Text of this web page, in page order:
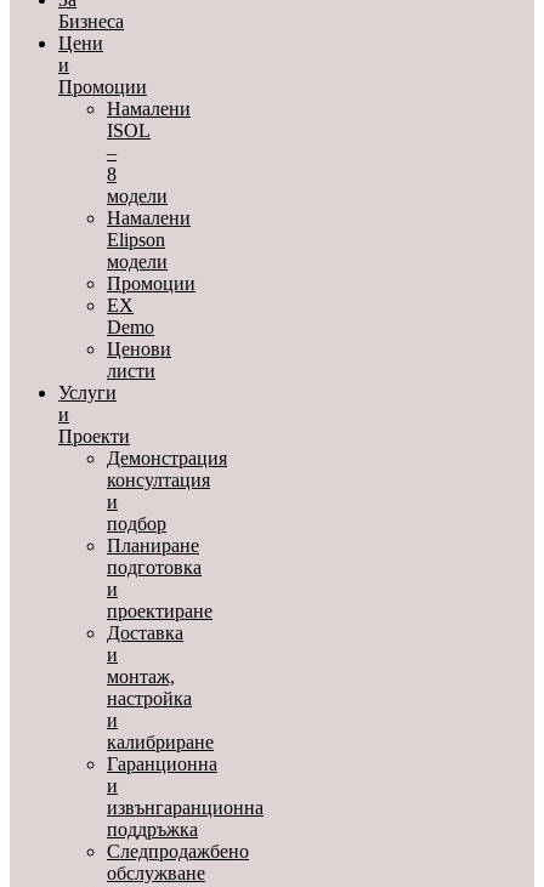
Бизнеса
Цени
и
Промоции
Намалени
ISOL
–
8
модели
Намалени
Elipson
модели
Промоции
EX
Demo
Ценови
листи
Услуги
и
Проекти
Демонстрация
консултация
и
подбор
Планиране
подготовка
и
проектиране
Доставка
и
монтаж,
настройка
и
калибриране
Гаранционна
и
извънгаранционна
поддръжка
Следпродажбено
обслужване